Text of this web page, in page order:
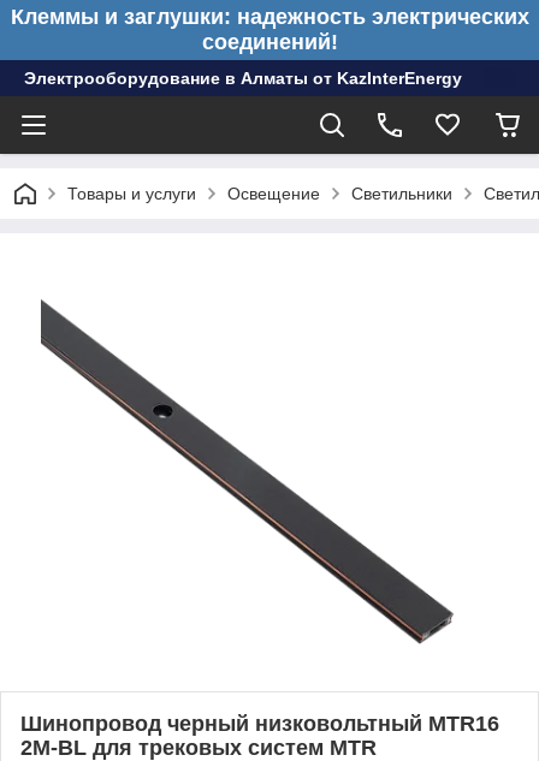
Клеммы и заглушки: надежность электрических
соединений!
Электрооборудование в Алматы от KazInterEnergy
Товары и услуги Освещение Светильники
Шинопровод черный низковольтный MTR16
2M-BL для трековых систем MTR